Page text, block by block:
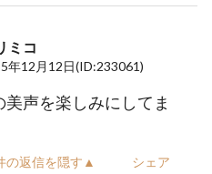
ミコ
年12月12日(ID:233061)
美声を楽しみにしてま
の返信を隠す▲ シェア